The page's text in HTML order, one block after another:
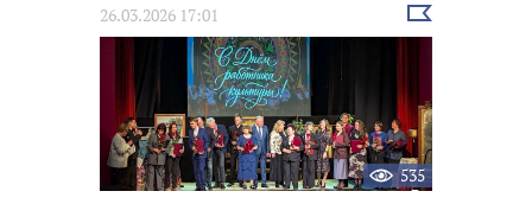
26.03.2026 17:01
Выбрать
новость
535